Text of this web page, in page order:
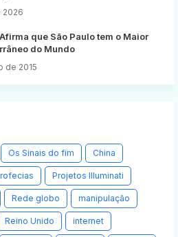
2026
que São Paulo tem o Maior
do Mundo
de 2015
Os Sinais do fim China
Projetos Illuminati
Rede globo manipulação
Reino Unido internet